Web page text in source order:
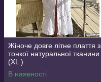
Жіноче довге літне плаття з
тонкої натуральної тканини
(XL )
В наявності